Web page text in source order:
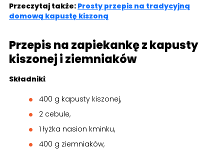
Przeczytaj także: Prosty przepis na tradycyjną
domową kapustę kiszoną
Przepis na zapiekankę z kapusty
kiszonej i ziemniaków
Składniki:
400 g kapusty kiszonej,
2 cebule,
1 łyżka nasion kminku,
400 g ziemniaków,